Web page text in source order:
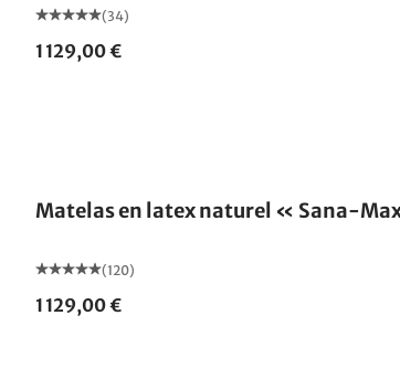
(34)
1 129,00 €
Matelas en latex naturel « Sana-
(120)
1 129,00 €